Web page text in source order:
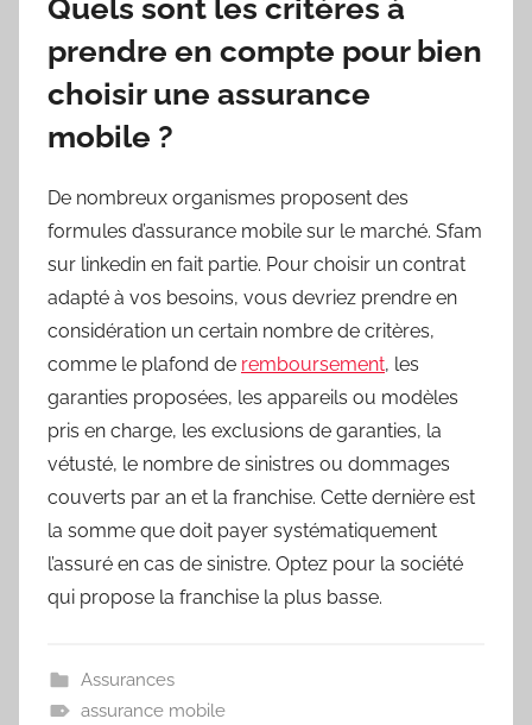
Quels sont les critères à
prendre en compte pour bien
choisir une assurance
mobile ?
De nombreux organismes proposent des
formules d’assurance mobile sur le marché. Sfam
sur linkedin en fait partie. Pour choisir un contrat
adapté à vos besoins, vous devriez prendre en
considération un certain nombre de critères,
comme le plafond de remboursement, les
garanties proposées, les appareils ou modèles
pris en charge, les exclusions de garanties, la
vétusté, le nombre de sinistres ou dommages
couverts par an et la franchise. Cette dernière est
la somme que doit payer systématiquement
l’assuré en cas de sinistre. Optez pour la société
qui propose la franchise la plus basse.
Assurances
assurance mobile